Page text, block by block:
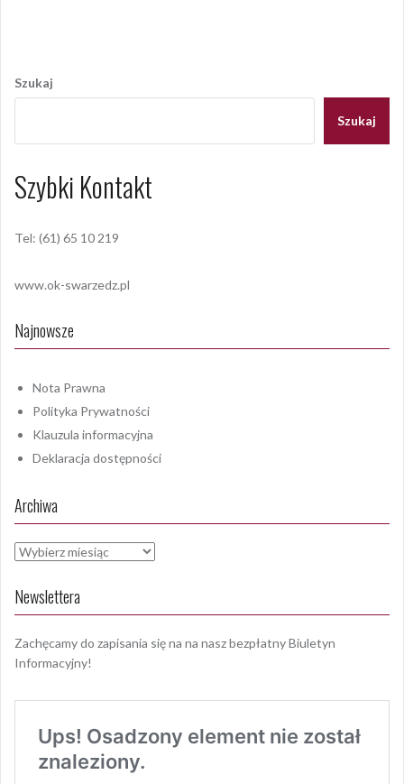
wpisu
Szukaj
Szukaj
Szybki Kontakt
Tel: (61) 65 10 219
www.ok-swarzedz.pl
Najnowsze
Nota Prawna
Polityka Prywatności
Klauzula informacyjna
Deklaracja dostępności
Archiwa
Archiwa
Newslettera
Zachęcamy do zapisania się na na nasz bezpłatny Biuletyn
Informacyjny!